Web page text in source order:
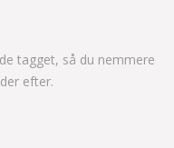
tagget, så du nemmere
efter.